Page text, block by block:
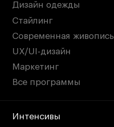
Дизайн одежды
Стайлинг
Современная живопись
UX/UI-дизайн
Маркетинг
Все программы
Интенсивы